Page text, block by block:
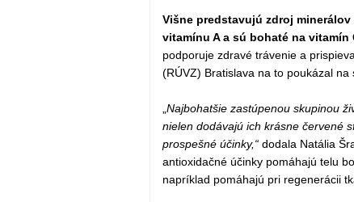
Višne predstavujú zdroj
vitamínu A a sú bohaté na vitamín
podporuje zdravé trávenie a
(RÚVZ) Bratislava na to poukázal na
„Najbohatšie zastúpenou skupinou
nielen dodávajú ich krásne červené
prospešné účinky,“ dodala Natália
antioxidačné účinky pomáhajú telu
napríklad pomáhajú pri regenerácii